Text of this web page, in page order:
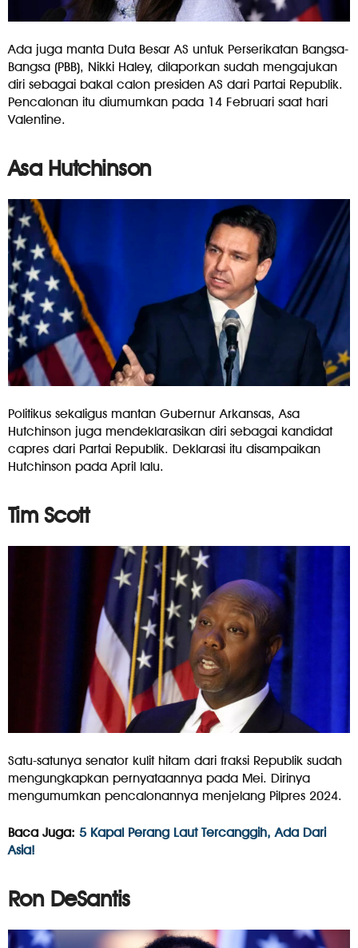
Ada juga manta Duta Besar AS untuk Perserikatan Bangsa-
Bangsa (PBB), Nikki Haley, dilaporkan sudah mengajukan
diri sebagai bakal calon presiden AS dari Partai Republik.
Pencalonan itu diumumkan pada 14 Februari saat hari
Valentine.
Asa Hutchinson
Politikus sekaligus mantan Gubernur Arkansas, Asa
Hutchinson juga mendeklarasikan diri sebagai kandidat
capres dari Partai Republik. Deklarasi itu disampaikan
Hutchinson pada April lalu.
Tim Scott
Satu-satunya senator kulit hitam dari fraksi Republik sudah
mengungkapkan pernyataannya pada Mei. Dirinya
mengumumkan pencalonannya menjelang Pilpres 2024.
Baca Juga: 5 Kapal Perang Laut Tercanggih, Ada Dari
Asia!
Ron DeSantis